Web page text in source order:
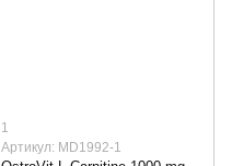
1
Артикул: MD1992-1